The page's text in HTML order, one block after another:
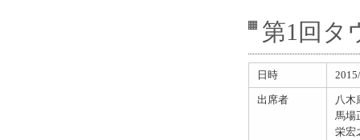
第1回タ
日時
出席者
八木
馬場
栄宏